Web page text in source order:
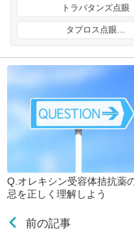
トラバタンズ点眼
タプロス点眼…
Q.オレキシン受容体拮抗薬
忌を正しく理解しよう
前の記事